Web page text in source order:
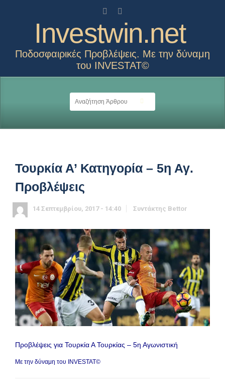
Investwin.net
Ποδοσφαιρικές Προβλέψεις. Με την δύναμη
του INVESTAT©
Τουρκία Α’ Κατηγορία – 5η Αγ.
Προβλέψεις
14 Σεπτεμβρίου, 2017 - 14:40 Συντάκτης Bettor
Προβλέψεις για Τουρκία Α Τουρκίας – 5η Αγωνιστική
Με την δύναμη του INVESTAT©